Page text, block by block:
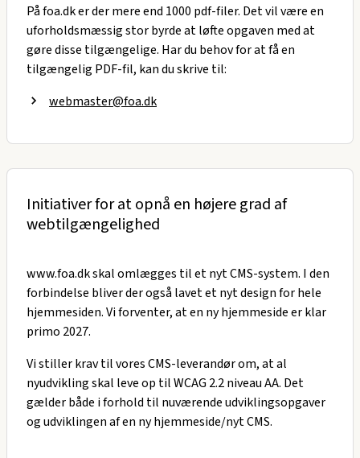
På foa.dk er der mere end 1000 pdf-filer. Det vil være en
uforholdsmæssig stor byrde at løfte opgaven med at
gøre disse tilgængelige. Har du behov for at få en
tilgængelig PDF-fil, kan du skrive til:
webmaster@foa.dk
Initiativer for at opnå en højere grad af
webtilgængelighed
www.foa.dk skal omlægges til et nyt CMS-system. I den
forbindelse bliver der også lavet et nyt design for hele
hjemmesiden. Vi forventer, at en ny hjemmeside er klar
primo 2027.
Vi stiller krav til vores CMS-leverandør om, at al
nyudvikling skal leve op til WCAG 2.2 niveau AA. Det
gælder både i forhold til nuværende udviklingsopgaver
og udviklingen af en ny hjemmeside/nyt CMS.